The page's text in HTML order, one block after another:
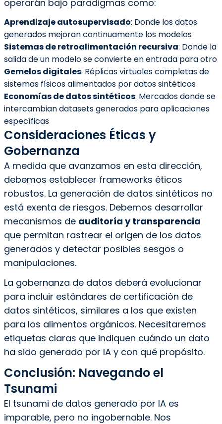
operarán bajo paradigmas como:
Aprendizaje autosupervisado: Donde los datos
generados mejoran continuamente los modelos
Sistemas de retroalimentación recursiva: Donde la
salida de un modelo se convierte en entrada para otro
Gemelos digitales: Réplicas virtuales completas de
sistemas físicos alimentados por datos sintéticos
Economías de datos sintéticos: Mercados donde se
intercambian datasets generados para aplicaciones
específicas
Consideraciones Éticas y
Gobernanza
A medida que avanzamos en esta dirección,
debemos establecer frameworks éticos
robustos. La generación de datos sintéticos no
está exenta de riesgos. Debemos desarrollar
mecanismos de auditoría y transparencia
que permitan rastrear el origen de los datos
generados y detectar posibles sesgos o
manipulaciones.
La gobernanza de datos deberá evolucionar
para incluir estándares de certificación de
datos sintéticos, similares a los que existen
para los alimentos orgánicos. Necesitaremos
etiquetas claras que indiquen cuándo un dato
ha sido generado por IA y con qué propósito.
Conclusión: Navegando el
Tsunami
El tsunami de datos generado por IA es
imparable, pero no ingobernable. Nos